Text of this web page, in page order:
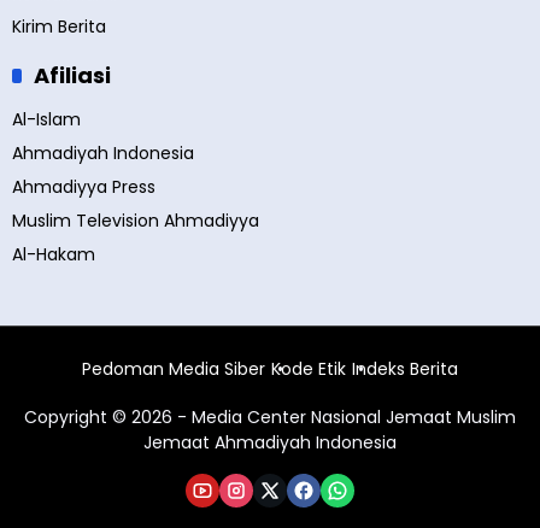
Kirim Berita
Afiliasi
Al-Islam
Ahmadiyah Indonesia
Ahmadiyya Press
Muslim Television Ahmadiyya
Al-Hakam
Pedoman Media Siber Kode Etik Indeks Berita
Copyright © 2026 - Media Center Nasional Jemaat Muslim
Jemaat Ahmadiyah Indonesia